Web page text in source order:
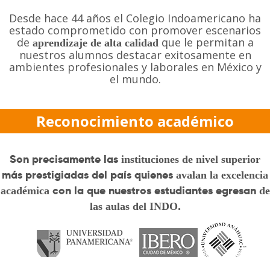
Desde hace 44 años el Colegio Indoamericano ha
estado comprometido con promover escenarios
de aprendizaje de alta calidadque le permitan a
nuestros alumnos destacar exitosamente en
ambientes profesionales y laborales en México y
el mundo.
Reconocimiento académico
Son precisamente las instituciones de nivel superior
más prestigiadas del país quienes avalan la excelencia
académicacon la que nuestros estudiantes egresande
las aulas del INDO.